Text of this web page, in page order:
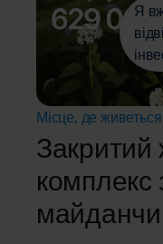
Я
Місце, де
Закритий
комплекс